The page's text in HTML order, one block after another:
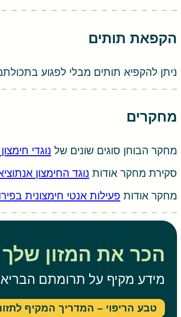
הקפאת תותים
ניתן להקפיא תותים מבלי לפגוע
מחקרים
מחקר הבוחן סוגים שונים של נוגדי
סקירת מחקר אודות נוגד החימצון
מחקר אודות פעילות אנטי חימצונית
הכר את המזון שלך
מידע מקיף על תרומתם
טבע הריפוי – המדריך המקיף